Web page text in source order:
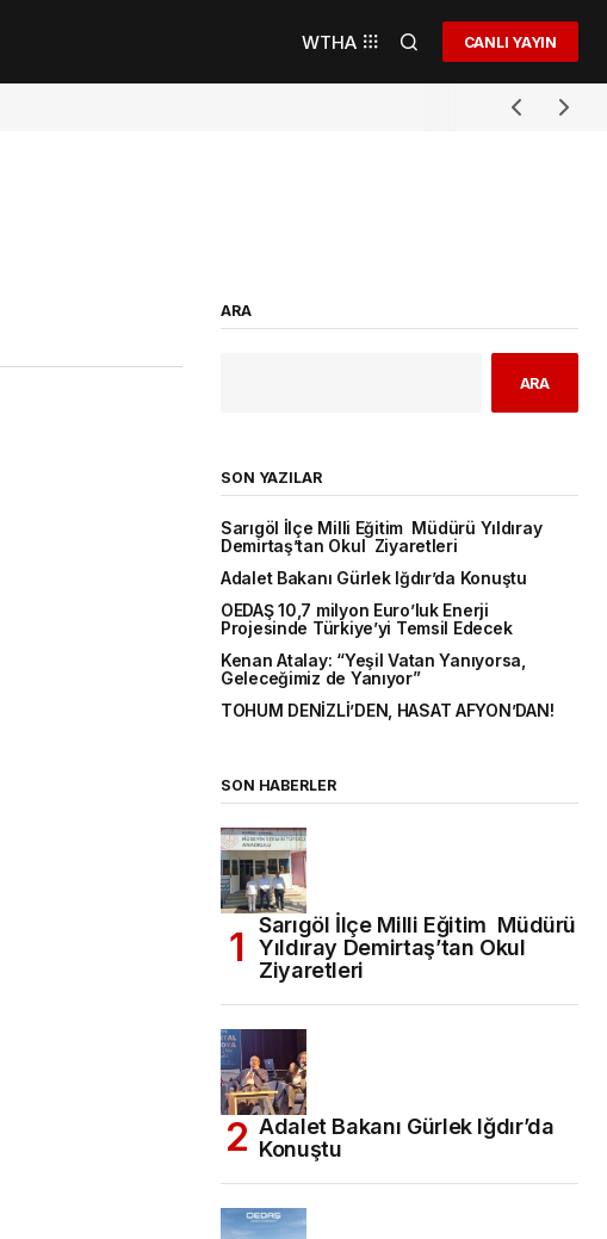
WTHA CANLI YAYIN
ARA
ARA
SON YAZILAR
Sarıgöl İlçe Milli Eğitim Müdürü Yıldıray
Demirtaş’tan Okul Ziyaretleri
Adalet Bakanı Gürlek Iğdır’da Konuştu
OEDAŞ 10,7 milyon Euro’luk Enerji
Projesinde Türkiye’yi Temsil Edecek
Kenan Atalay: “Yeşil Vatan Yanıyorsa,
Geleceğimiz de Yanıyor”
TOHUM DENİZLİ’DEN, HASAT AFYON’DAN!
SON HABERLER
Sarıgöl İlçe Milli Eğitim Müdürü
Yıldıray Demirtaş’tan Okul
Ziyaretleri
Adalet Bakanı Gürlek Iğdır’da
Konuştu